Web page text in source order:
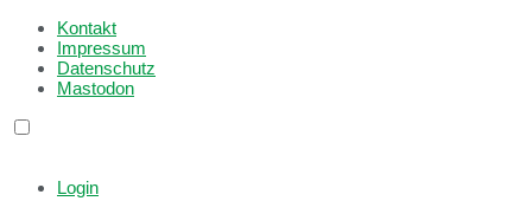
Kontakt
Impressum
Datenschutz
Mastodon
Login